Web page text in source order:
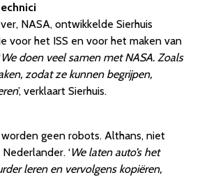
NASA, ontwikkelde Sierhuis
voor het ISS en voor het maken van
We doen veel samen met NASA. Zoals
zodat ze kunnen begrijpen,
’, verklaart Sierhuis.
geen robots. Althans, niet
‘We laten auto’s het
leren en vervolgens kopiëren,